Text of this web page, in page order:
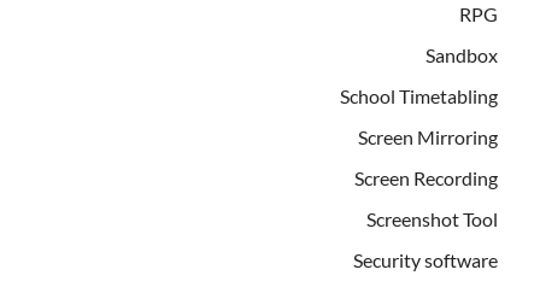
RPG
Sandbox
School Timetabling
Screen Mirroring
Screen Recording
Screenshot Tool
Security software